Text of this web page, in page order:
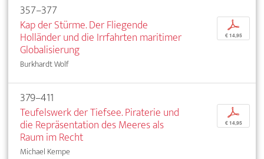
357–377
Kap der Stürme. Der Fliegende
Holländer und die Irrfahrten maritimer
Globalisierung
Burkhardt Wolf
p
€ 14,95
379–411
Teufelswerk der Tiefsee. Piraterie und
die Repräsentation des Meeres als
Raum im Recht
Michael Kempe
p
€ 14,95